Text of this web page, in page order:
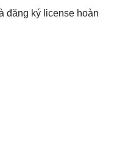
đăng ký license hoàn